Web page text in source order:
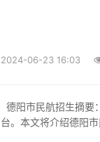
2024-06-23 16:03
台。本文将介绍德阳